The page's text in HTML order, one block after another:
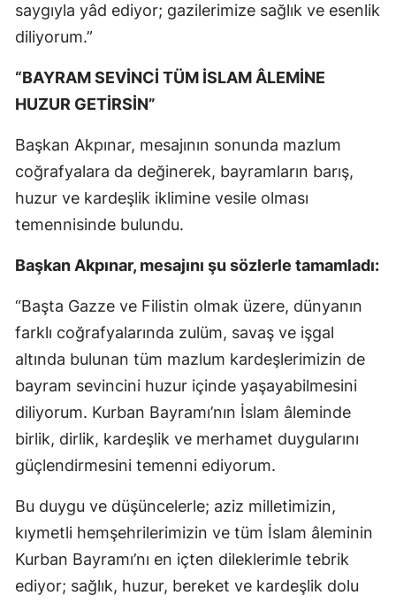
saygıyla yâd ediyor; gazilerimize sağlık ve esenlik
diliyorum.”
“BAYRAM SEVİNCİ TÜM İSLAM ÂLEMİNE
HUZUR GETİRSİN”
Başkan Akpınar, mesajının sonunda mazlum
coğrafyalara da değinerek, bayramların barış,
huzur ve kardeşlik iklimine vesile olması
temennisinde bulundu.
Başkan Akpınar, mesajını şu sözlerle tamamladı:
“Başta Gazze ve Filistin olmak üzere, dünyanın
farklı coğrafyalarında zulüm, savaş ve işgal
altında bulunan tüm mazlum kardeşlerimizin de
bayram sevincini huzur içinde yaşayabilmesini
diliyorum. Kurban Bayramı’nın İslam âleminde
birlik, dirlik, kardeşlik ve merhamet duygularını
güçlendirmesini temenni ediyorum.
Bu duygu ve düşüncelerle; aziz milletimizin,
kıymetli hemşehrilerimizin ve tüm İslam âleminin
Kurban Bayramı’nı en içten dileklerimle tebrik
ediyor; sağlık, huzur, bereket ve kardeşlik dolu